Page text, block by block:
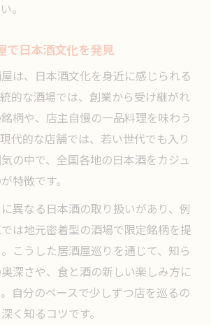
。
で日本酒文化を発見
は、日本酒文化を身近に感じられる
的な酒場では、創業から受け継がれ
柄や、店主自慢の一品料理を味わう
代的な店舗では、若い世代でも入り
の中で、全国各地の日本酒をカジュ
特徴です。
異なる日本酒の取り扱いがあり、例
は地元密着型の酒場で限定銘柄を提
こうした居酒屋巡りを通じて、知ら
深さや、食と酒の新しい楽しみ方に
自分のペースで少しずつ店を巡るの
く知るコツです。